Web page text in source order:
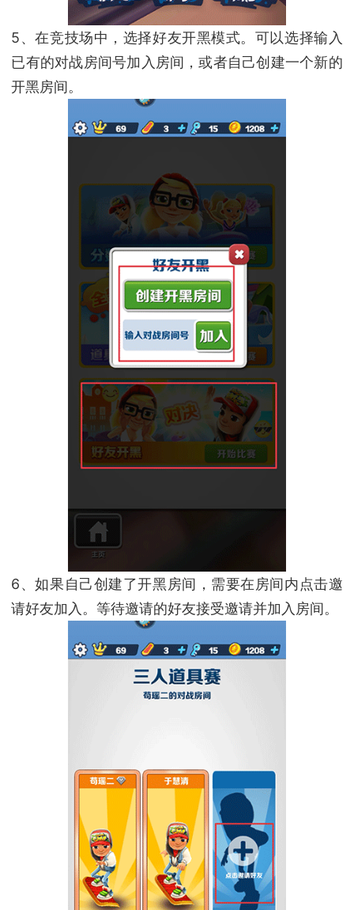
5、在竞技场中，选择好友开黑模式。可以选择输入
已有的对战房间号加入房间，或者自己创建一个新的
开黑房间。
6、如果自己创建了开黑房间，需要在房间内点击邀
请好友加入。等待邀请的好友接受邀请并加入房间。